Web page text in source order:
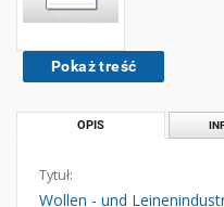
Pokaż treść
OPIS
Tytuł:
Wollen - und